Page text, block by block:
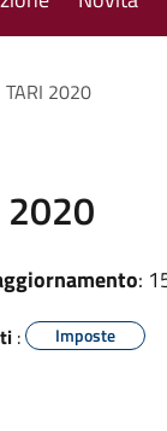
TARI 2020
2020
:
: Imposte